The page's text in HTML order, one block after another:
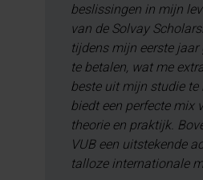
beslissingen in mijn
van de Solvay
tijdens mijn eerste
te betalen, wat me
beste uit mijn studie te
biedt een perfecte mix
theorie en praktijk.
VUB een uitstekende
talloze internationale